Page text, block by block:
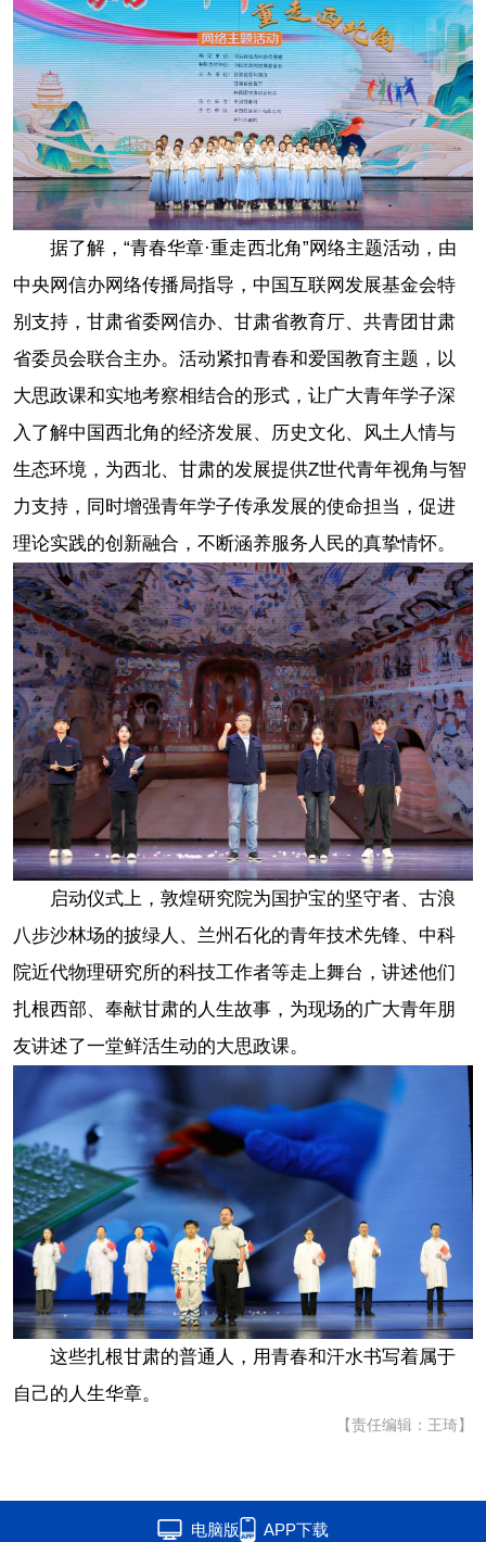
据了解，“青春华章·重走西北角”网络主题活动，由
中央网信办网络传播局指导，中国互联网发展基金会特
别支持，甘肃省委网信办、甘肃省教育厅、共青团甘肃
省委员会联合主办。活动紧扣青春和爱国教育主题，以
大思政课和实地考察相结合的形式，让广大青年学子深
入了解中国西北角的经济发展、历史文化、风土人情与
生态环境，为西北、甘肃的发展提供Z世代青年视角与智
力支持，同时增强青年学子传承发展的使命担当，促进
理论实践的创新融合，不断涵养服务人民的真挚情怀。
启动仪式上，敦煌研究院为国护宝的坚守者、古浪
八步沙林场的披绿人、兰州石化的青年技术先锋、中科
院近代物理研究所的科技工作者等走上舞台，讲述他们
扎根西部、奉献甘肃的人生故事，为现场的广大青年朋
友讲述了一堂鲜活生动的大思政课。
这些扎根甘肃的普通人，用青春和汗水书写着属于
自己的人生华章。
【责任编辑：王琦】
电脑版 APP下载